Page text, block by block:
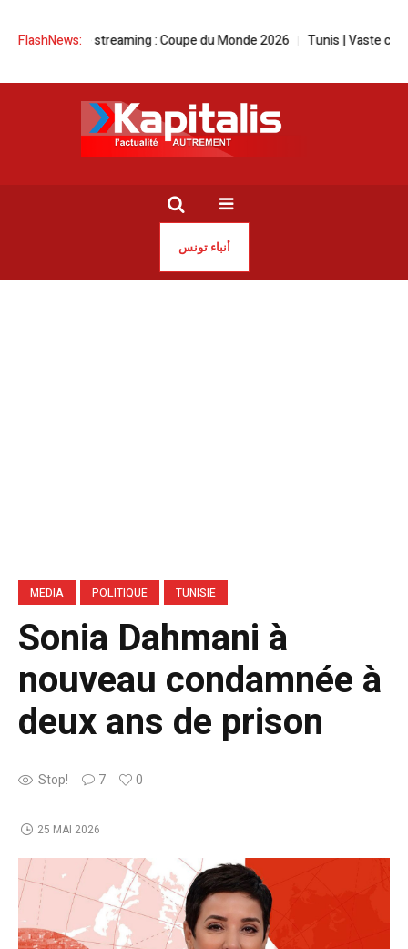
FlashNews:
en live streaming : Coupe du Monde 2026 Tunis | Vaste
أنباء تونس
MEDIA POLITIQUE TUNISIE
Sonia Dahmani à
nouveau condamnée à
deux ans de prison
Stop! 7 0
25 MAI 2026